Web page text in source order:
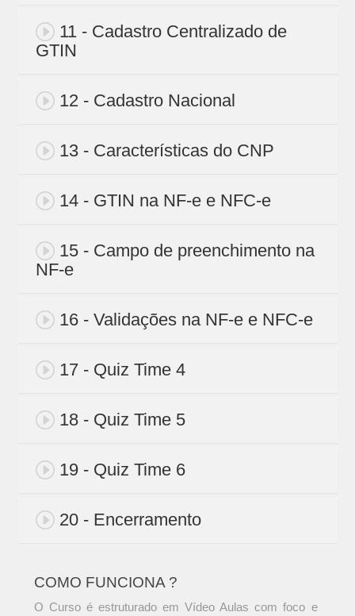
11 - Cadastro Centralizado de
GTIN
12 - Cadastro Nacional
13 - Características do CNP
14 - GTIN na NF-e e NFC-e
15 - Campo de preenchimento na
NF-e
16 - Validações na NF-e e NFC-e
17 - Quiz Time 4
18 - Quiz Time 5
19 - Quiz Time 6
20 - Encerramento
COMO FUNCIONA ?
O Curso é estruturado em Vídeo Aulas com foco e